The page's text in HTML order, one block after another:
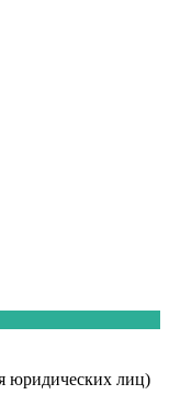
юридических лиц)